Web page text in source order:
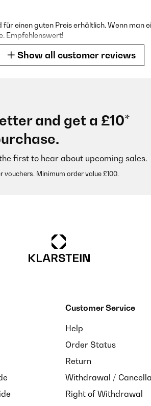
einen guten Preis erhältlich. Wenn man
Empfehlenswert!
d’un lot de 5 Déçu de ma
!!!!
hoch.
Show all customer reviews
and get a £10*
first to hear about upcoming sales.
Minimum order value £100.
Customer Service
Help
Order Status
Return
Withdrawal /
Right of Withdrawal